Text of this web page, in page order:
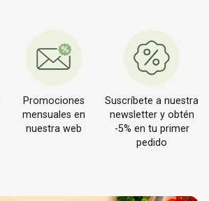
Promociones
mensuales en
nuestra web
Suscríbete a nuestra
newsletter y obtén
-5% en tu primer
pedido